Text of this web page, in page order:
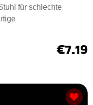
für schlechte
€7.19